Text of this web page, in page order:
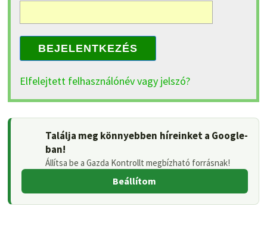
BEJELENTKEZÉS
Elfelejtett felhasználónév vagy jelszó?
Találja meg könnyebben híreinket a Google-
ban!
Állítsa be a Gazda Kontrollt megbízható forrásnak!
Beállítom